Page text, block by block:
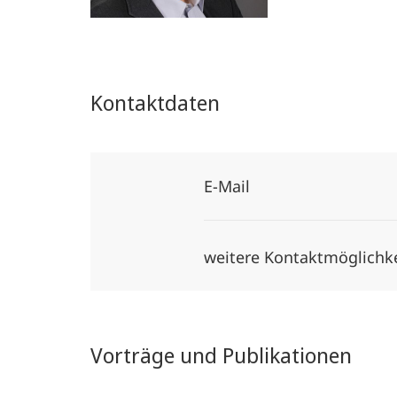
Kontaktdaten
E-Mail
weitere
Vorträge und Publikationen